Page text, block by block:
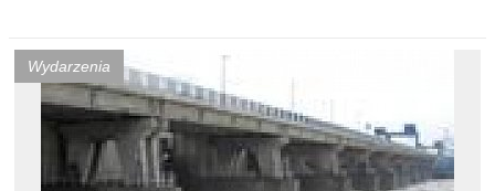
Wydarzenia